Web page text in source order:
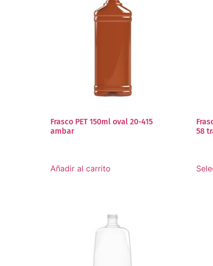
Frasco PET 150ml oval 20-415
ambar
Añadir al carrito
58